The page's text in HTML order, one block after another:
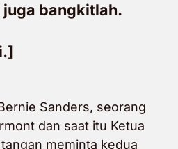
juga bangkitlah.
Sanders, seorang
dan saat itu Ketua
meminta kedua